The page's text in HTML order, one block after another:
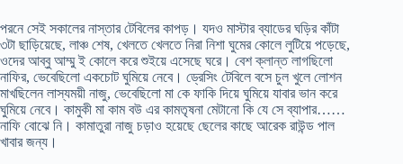
পরনে সেই সকালের নাস্তার টেবিলের কাপড়। যদও মাস্টার ব্যাডের ঘড়ির কাঁটা
৩টা ছাড়িয়েছে, লাঞ্চ শেষ, খেলতে খেলতে নিরা নিশা ঘুমের কোলে লুটিয়ে পড়েছে,
ওদের আব্বু আম্মু ই কোলে করে শুইয়ে এসেছে ঘরে। বেশ ক্লান্ত লাগছিলো
নাফির, ভেবেছিলো একচোট ঘুমিয়ে নেবে। ড্রেসিং টেবিলে বসে চুল খুলে লোশন
মাখছিলেন লাস্যময়ী নাজু, ভেবেছিলো মা কে ফাকি দিয়ে ঘুমিয়ে যাবার ভান করে
ঘুমিয়ে নেবে। কামুকী মা কাম বউ এর কামতৃষনা মেটানো কি যে সে ব্যাপার……
নাফি বোঝে নি। কামাতুরা নাজু চড়াও হয়েছে ছেলের কাছে আরেক রাউন্ড পাল
খাবার জন্য।